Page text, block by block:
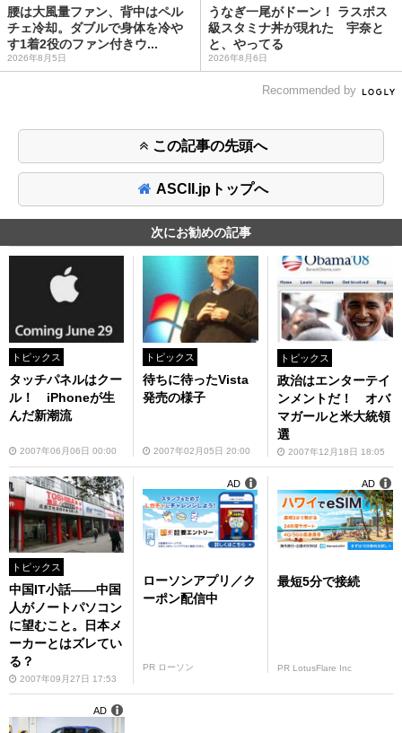
腰は大風量ファン、背中はペル
チェ冷却。ダブルで身体を冷や
す1着2役のファン付きウ...
2026年8月5日
うなぎ一尾がドーン！ ラスボス
級スタミナ丼が現れた 宇奈と
と、やってる
2026年8月6日
Recommended by
この記事の先頭へ
ASCII.jpトップへ
次にお勧めの記事
トピックス
タッチパネルはクー
ル！ iPhoneが生
んだ新潮流
2007年06月06日 00:00
トピックス
待ちに待ったVista
発売の様子
2007年02月05日 20:00
トピックス
政治はエンターテイ
ンメントだ！ オバ
マガールと米大統領
選
2007年12月18日 18:05
トピックス
中国IT小話――中国
人がノートパソコン
に望むこと。日本メ
ーカーとはズレてい
る？
2007年09月27日 17:53
ローソンアプリ／ク
ーポン配信中
PR ローソン
AD
最短5分で接続
PR LotusFlare Inc
AD
AD